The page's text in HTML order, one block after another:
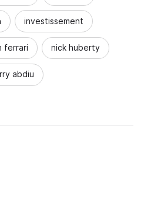
investissement
ferrari nick huberty
abdiu